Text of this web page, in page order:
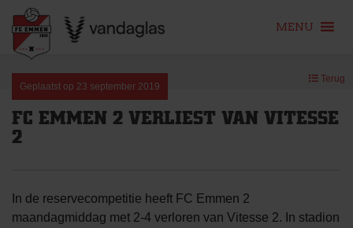
content
MENU
Geplaatst op 23 september 2019
Terug
FC EMMEN 2 VERLIEST VAN VITESSE
2
In de reservecompetitie heeft FC Emmen 2
maandagmiddag met 2-4 verloren van Vitesse 2. In stadion